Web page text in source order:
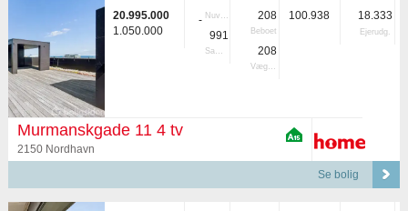
20.995.000
1.050.000
- Nuvær.
991
Samlet
208
Beboet
208
Vægtet
100.938 18.333
Ejerudg.
Murmanskgade 11 4 tv
2150 Nordhavn
Se bolig